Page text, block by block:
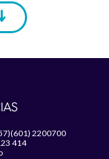
2200700
414